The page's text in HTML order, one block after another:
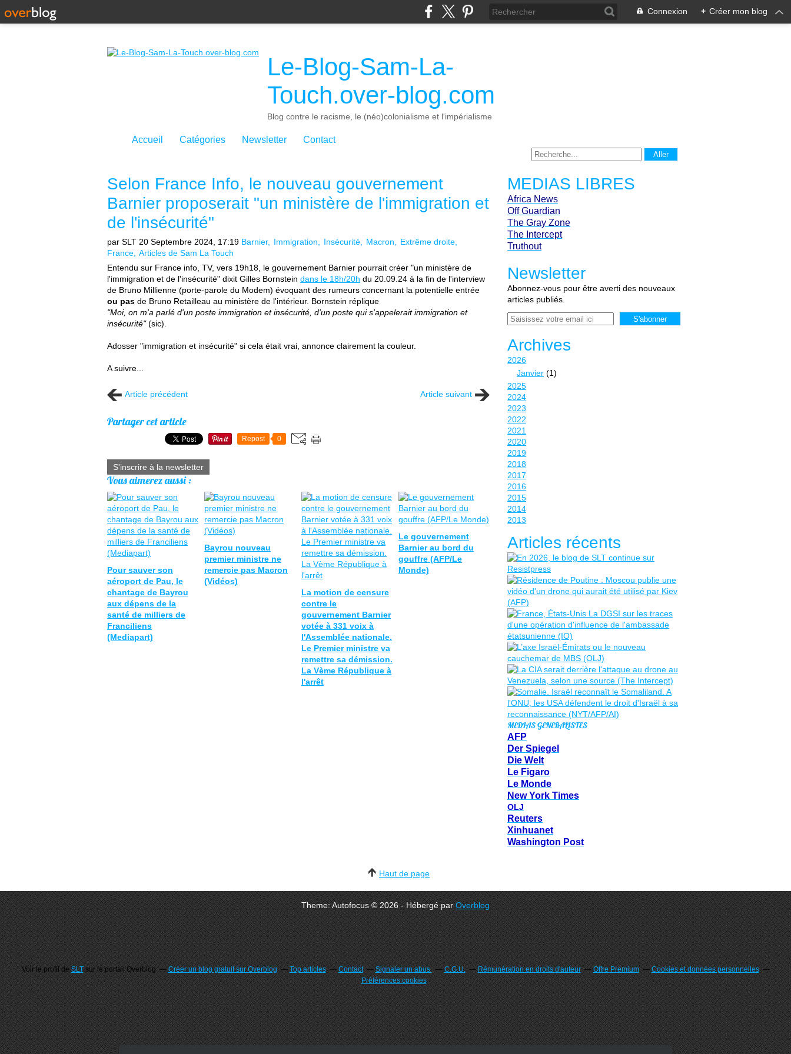
Connexion + Créer mon blog
Le-Blog-Sam-La-
Touch.over-blog.com
Blog contre le racisme, le (néo)colonialisme et l'impérialisme
Accueil Catégories Newsletter Contact
Selon France Info, le nouveau gouvernement
Barnier proposerait "un ministère de l'immigration et
de l'insécurité"
par SLT 20 Septembre 2024, 17:19 Barnier Immigration Insécurité Macron
Extrême droite
France Articles de Sam La Touch
Entendu sur France info, TV, vers 19h18, le gouvernement Barnier pourrait créer "un ministère de
l'immigration et de l'insécurité" dixit Gilles Bornstein dans le 18h/20h du 20.09.24 à la fin de l'interview
de Bruno Millienne (porte-parole du Modem) évoquant des rumeurs concernant la potentielle entrée
ou pas de Bruno Retailleau au ministère de l'intérieur. Bornstein réplique
"Moi, on m'a parlé d'un poste immigration et insécurité, d'un poste qui s'appelerait immigration et
insécurité"(sic).
Adosser "immigration et insécurité" si cela était vrai, annonce clairement la couleur.
A suivre...
Article précédent Article suivant
Partager cet article
Repost 0
S'inscrire à la newsletter
Vous aimerez aussi :
Pour sauver son
aéroport de Pau, le
chantage de Bayrou
aux dépens de la
santé de milliers de
Franciliens
(Mediapart)
Bayrou nouveau
premier ministre ne
remercie pas Macron
(Vidéos)
La motion de censure
contre le
gouvernement Barnier
votée à 331 voix à
l'Assemblée nationale.
Le Premier ministre va
remettre sa démission.
La Vème République à
l'arrêt
Le gouvernement
Barnier au bord du
gouffre (AFP/Le
Monde)
MEDIAS LIBRES
Africa News
Off Guardian
The Gray Zone
The Intercept
Truthout
Newsletter
Abonnez-vous pour être averti des nouveaux
articles publiés.
Email
Archives
2026
Janvier (1)
2025
2024
2023
2022
2021
2020
2019
2018
2017
2016
2015
2014
2013
Articles récents
MEDIAS GENERALISTES
AFP
Der Spiegel
Die Welt
Le Figaro
Le Monde
New York Times
OLJ
Reuters
Xinhuanet
Washington Post
Haut de page
Theme: Autofocus © 2026 - Hébergé parOverblog
Voir le profil deSLTsur le portail Overblog Créer un blog gratuit sur Overblog Top articles Contact Signaler un abus C.G.U. Rémunération en droits d'auteur Offre Premium
Cookies et données personnelles
Préférences cookies